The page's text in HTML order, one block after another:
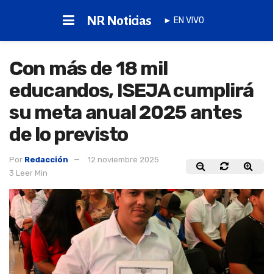
NR Noticias ► EN VIVO
Con más de 18 mil
educandos, ISEJA cumplirá
su meta anual 2025 antes
de lo previsto
Por Redacción
12 noviembre 2025
3 Leer Min